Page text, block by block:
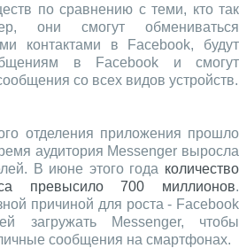
по сравнению с теми, кто так
они смогут обмениваться
контактами в Facebook, будут
в Facebook и смогут
со всех видов устройств.
отделения приложения прошло
аудитория Messenger выросла
В июне этого года количество
превысило 700 миллионов.
причиной для роста - Facebook
загружать Messenger, чтобы
сообщения на смартфонах.